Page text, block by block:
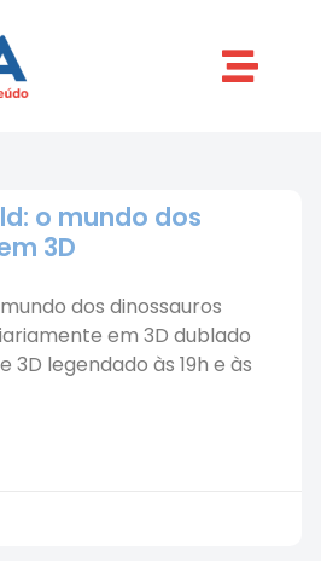
o mundo dos
3D
dos dinossauros
em 3D dublado
3D legendado às 19h e às